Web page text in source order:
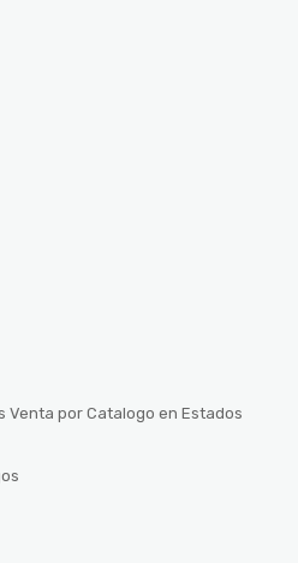
Venta por Catalogo en Estados